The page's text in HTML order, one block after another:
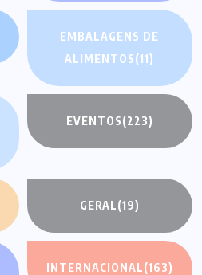
EMBALAGENS DE
ALIMENTOS(11)
EVENTOS(223)
GERAL(19)
INTERNACIONAL(163)